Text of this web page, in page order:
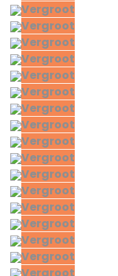
Vergroot
Vergroot
Vergroot
Vergroot
Vergroot
Vergroot
Vergroot
Vergroot
Vergroot
Vergroot
Vergroot
Vergroot
Vergroot
Vergroot
Vergroot
Vergroot